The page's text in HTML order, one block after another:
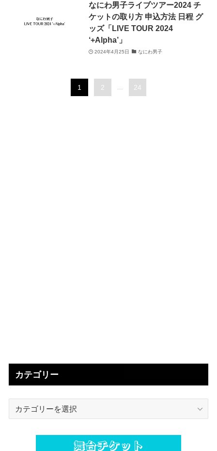
なにわ男子ライブツアー2024 チ
ケットの取り方 申込方法 日程 グ
ッズ「LIVE TOUR 2024
‘+Alpha’」
2024年4月25日 なにわ男子
1 2 24
カテゴリー